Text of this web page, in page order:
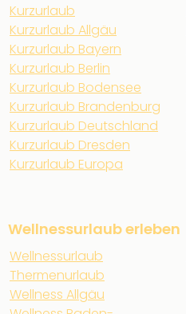
Kurzurlaub
Kurzurlaub Allgäu
Kurzurlaub Bayern
Kurzurlaub Berlin
Kurzurlaub Bodensee
Kurzurlaub Brandenburg
Kurzurlaub Deutschland
Kurzurlaub Dresden
Kurzurlaub Europa
Wellnessurlaub erleben
Wellnessurlaub
Thermenurlaub
Wellness Allgäu